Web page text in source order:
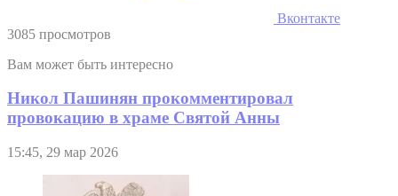
Вконтакте
3085 просмотров
Вам может быть интересно
Никол Пашинян прокомментировал
провокацию в храме Святой Анны
15:45, 29 мар 2026